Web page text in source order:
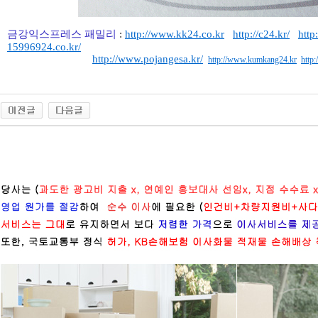
금강익스프레스 패밀리 : http://www.kk24.co.kr http://c24.kr/
15996924.co.kr/
http://www.pojangesa.kr/ http://www.kumkang24.kr